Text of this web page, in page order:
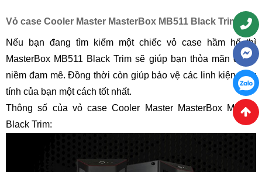
Vỏ case Cooler Master MasterBox MB511 Black Trim
Nếu bạn đang tìm kiếm một chiếc vỏ case hầm hố thì
MasterBox MB511 Black Trim sẽ giúp bạn thỏa mãn được
niềm đam mê. Đồng thời còn giúp bảo vệ các linh kiện máy
tính của bạn một cách tốt nhất.
Thông số của vỏ case Cooler Master MasterBox MB511
Black Trim: